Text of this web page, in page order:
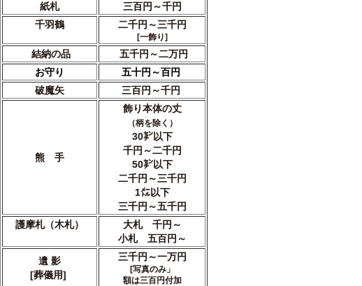
紙札
三百円～千円
千羽鶴
二千円～三千円
[一飾り]
結納の品
五千円～二万円
お守り
五十円～百円
破魔矢
三百円～千円
熊 手
飾り本体の丈
（柄を除く）
30㌢以下
千円～二千円
50㌢以下
二千円～三千円
1㍍以下
三千円～五千円
護摩札（木札）
大札 千円～
小札 五百円～
遺 影
[葬儀用]
三千円～一万円
[写真のみ」
額は三百円付加